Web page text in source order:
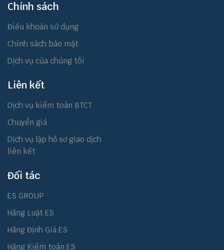
Chính sách
Điều khoản sử dụng
Chính sách bảo mật
Dịch vụ của chúng tôi
Liên kết
Dịch vụ kiểm toán BTCT
Chuyển giá
Dịch vụ lập hồ sơ giao dịch
liên kết
Đối tác
ES GROUP
Hãng Luật ES
Hãng Định Giá ES
Hãng Kiểm toán ES